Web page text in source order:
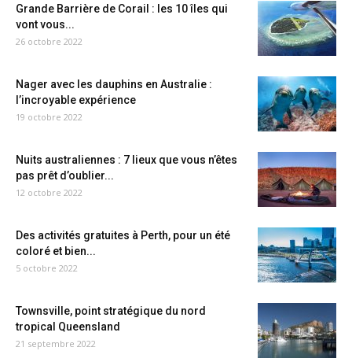
Grande Barrière de Corail : les 10 îles qui
vont vous...
26 octobre 2022
Nager avec les dauphins en Australie :
l’incroyable expérience
19 octobre 2022
Nuits australiennes : 7 lieux que vous n’êtes
pas prêt d’oublier...
12 octobre 2022
Des activités gratuites à Perth, pour un été
coloré et bien...
5 octobre 2022
Townsville, point stratégique du nord
tropical Queensland
21 septembre 2022